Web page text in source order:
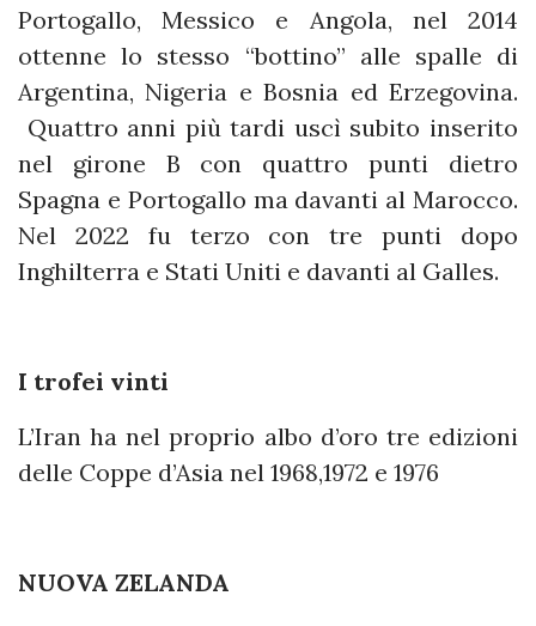
Portogallo, Messico e Angola, nel 2014
ottenne lo stesso “bottino” alle spalle di
Argentina, Nigeria e Bosnia ed Erzegovina.
Quattro anni più tardi uscì subito inserito
nel girone B con quattro punti dietro
Spagna e Portogallo ma davanti al Marocco.
Nel 2022 fu terzo con tre punti dopo
Inghilterra e Stati Uniti e davanti al Galles.
I trofei vinti
L’Iran ha nel proprio albo d’oro tre edizioni
delle Coppe d’Asia nel 1968,1972 e 1976
NUOVA ZELANDA